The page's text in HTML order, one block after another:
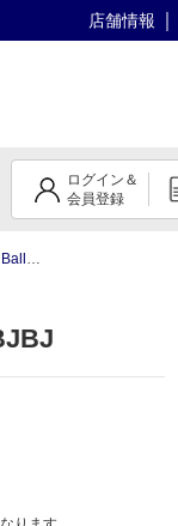
店舗情報
ログイン＆
会員登録